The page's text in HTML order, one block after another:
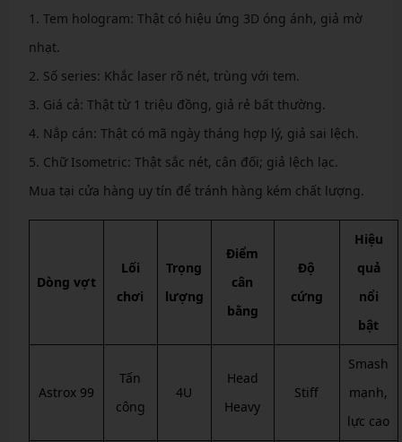
1. Tem hologram: Thật có hiệu ứng 3D óng ánh, giả mờ
nhạt.
2. Số series: Khắc laser rõ nét, trùng với tem.
3. Giá cả: Thật từ 1 triệu đồng, giả rẻ bất thường.
4. Nắp cán: Thật có mã ngày tháng hợp lý, giả sai lệch.
5. Chữ Isometric: Thật sắc nét, cân đối; giả lệch lạc.
Mua tại cửa hàng uy tín để tránh hàng kém chất lượng.
Dòng vợt
Lối
chơi
Trọng
lượng
Điểm
cân
bằng
Độ
cứng
Hiệu
quả
nổi
bật
Astrox 99
Tấn
công
4U
Head
Heavy
Stiff
Smash
mạnh,
lực cao